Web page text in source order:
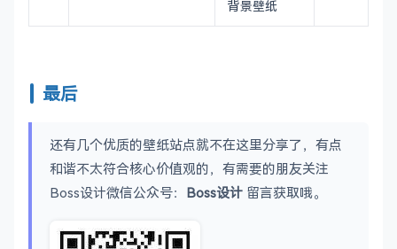
背景壁纸
最后
还有几个优质的壁纸站点就不在这里分享了，有点
和谐不太符合核心价值观的，有需要的朋友关注
Boss设计微信公众号： Boss设计 留言获取哦。